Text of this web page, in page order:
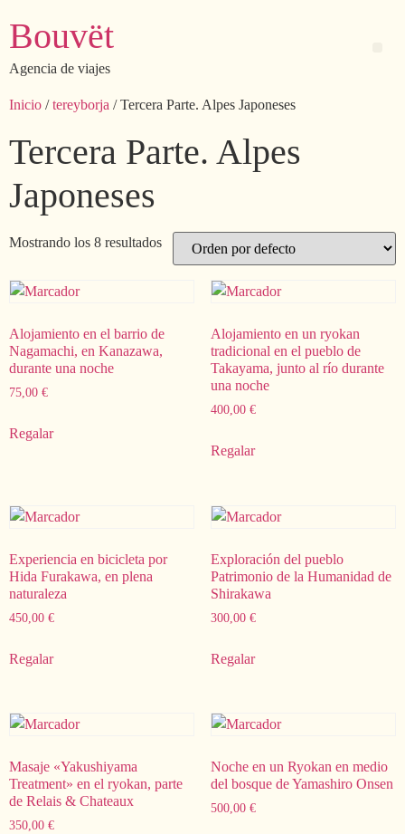
Bouvët
Agencia de viajes
Inicio /tereyborja / Tercera Parte. Alpes Japoneses
Tercera Parte. Alpes
Japoneses
Mostrando los 8 resultados
Alojamiento en el barrio de
Nagamachi, en Kanazawa,
durante una noche
75,00 €
Regalar
Alojamiento en un ryokan
tradicional en el pueblo de
Takayama, junto al río durante
una noche
400,00 €
Regalar
Experiencia en bicicleta por
Hida Furakawa, en plena
naturaleza
450,00 €
Regalar
Exploración del pueblo
Patrimonio de la Humanidad de
Shirakawa
300,00 €
Regalar
Masaje «Yakushiyama
Treatment» en el ryokan, parte
de Relais & Chateaux
350,00 €
Noche en un Ryokan en medio
del bosque de Yamashiro Onsen
500,00 €